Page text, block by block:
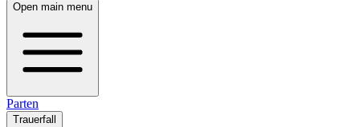
Open main menu
Parten
Trauerfall